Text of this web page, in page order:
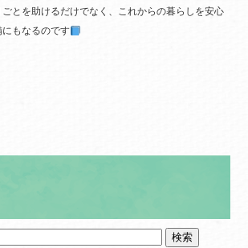
とを助けるだけでなく、これからの暮らしを安心
もなるのです